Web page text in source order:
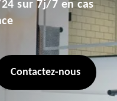
sur 7j/7 en cas
Contactez-nous